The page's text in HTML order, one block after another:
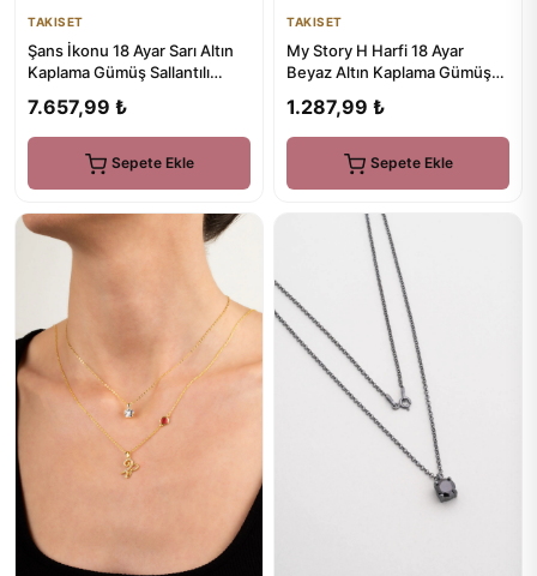
TAKISET
Şans İkonu 18 Ayar Sarı Altın
Kaplama Gümüş Sallantılı
7.657,99 ₺
Sepete Ekle
TAKISET
My Story H Harfi 18 Ayar
Beyaz Altın Kaplama Gümüş
1.287,99 ₺
Sepete Ekle